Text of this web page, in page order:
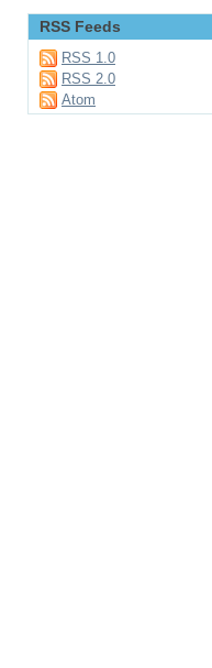
RSS Feeds
RSS 1.0
RSS 2.0
Atom